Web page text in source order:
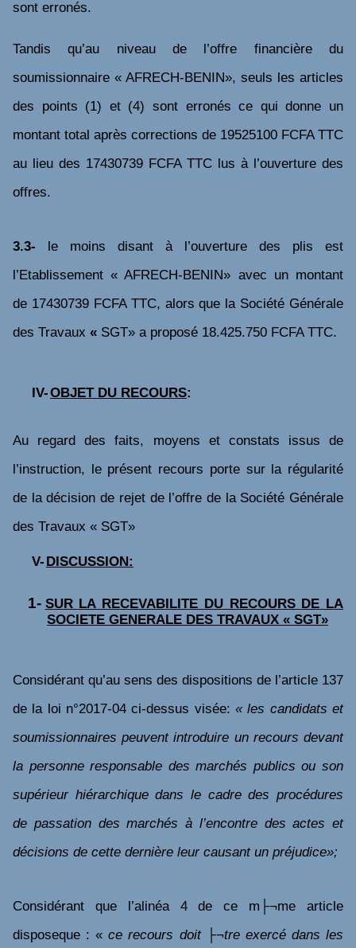
sont erronés.
Tandis qu’au niveau de l’offre financière du
soumissionnaire « AFRECH-BENIN», seuls les articles
des points (1) et (4) sont erronés ce qui donne un
montant total après corrections de 19525100 FCFA TTC
au lieu des 17430739 FCFA TTC lus à l’ouverture des
offres.
3.3- le moins disant à l’ouverture des plis est
l’Etablissement « AFRECH-BENIN» avec un montant
de 17430739 FCFA TTC, alors que la Société Générale
des Travaux « SGT» a proposé 18.425.750 FCFA TTC.
IV-OBJET DU RECOURS:
Au regard des faits, moyens et constats issus de
l’instruction, le présent recours porte sur la régularité
de la décision de rejet de l’offre de la Société Générale
des Travaux « SGT»
V- DISCUSSION:
1- SURLA RECEVABILITE DU RECOURS DE LA
SOCIETE GENERALE DES TRAVAUX « SGT»
Considérant qu’au sens des dispositions de l’article 137
de la loi n°2017-04 ci-dessus visée:« les candidats et
soumissionnaires peuvent introduire un recours devant
la personne responsable des marchés publics ou son
supérieur hiérarchique dans le cadre des procédures
de passation des marchés à l’encontre des actes et
décisions de cette dernière leur causant un préjudice»;
Considérant que l’alinéa 4 de ce m├¬me article
disposeque : «ce recours doit ├¬tre exercé dans les